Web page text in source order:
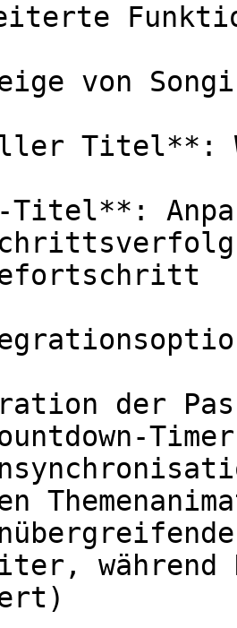
von
Titel**:
Titel**:
der